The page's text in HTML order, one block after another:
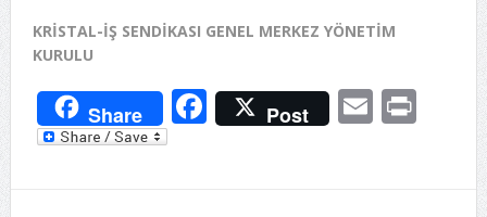
KRİSTAL-İŞ SENDİKASI GENEL MERKEZ YÖNETİM
KURULU
Share Facebook
Post Email